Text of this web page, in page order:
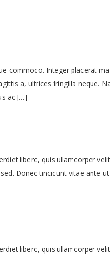
commodo. Integer placerat
a, ultrices fringilla neque.
ac […]
libero, quis ullamcorper
Donec tincidunt vitae ante
libero, quis ullamcorper